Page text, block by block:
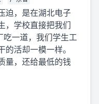
迫，是在湖北电子
，学校直接把我们
吃一道，我们学生工
活却一模一样。
量，还给最低的钱